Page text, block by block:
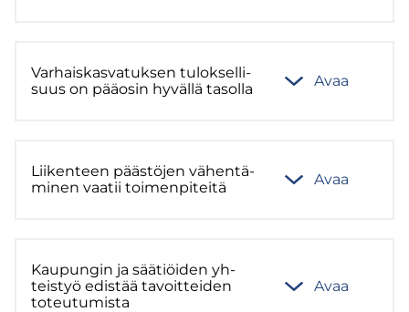
Var­hais­kas­va­tuk­sen tu­lok­sel­li­
suus on pää­osin hy­väl­lä ta­sol­la
Avaa
Lii­ken­teen pääs­tö­jen vä­hen­tä­
mi­nen vaa­tii toi­men­pi­tei­tä
Avaa
Kau­pun­gin ja sää­tiöi­den yh­
teis­työ edis­tää ta­voit­tei­den
to­teu­tu­mis­ta
Avaa